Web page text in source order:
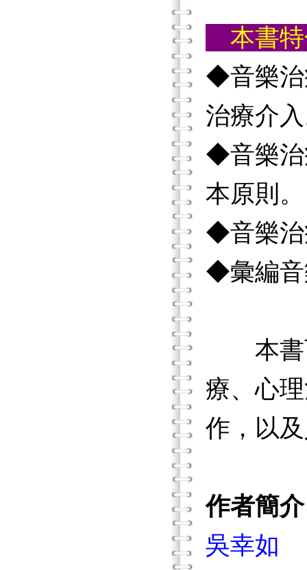
本書
◆音樂治
治療介
◆音樂治
本原則。
◆音樂治
◆彙編音
本
療、心
作，以
作者簡介
吳幸如